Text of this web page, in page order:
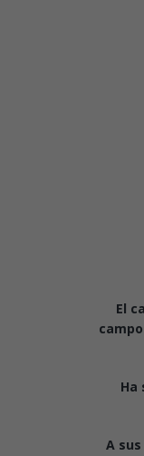
El
Ha
A